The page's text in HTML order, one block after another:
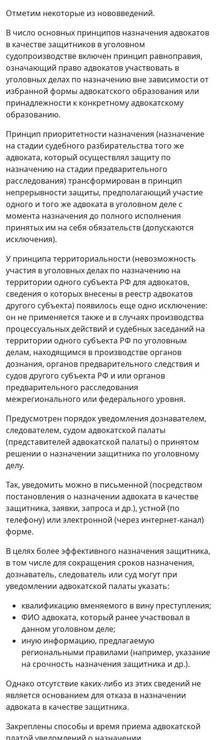
Отметим некоторые из нововведений.
В число основных принципов назначения адвокатов
в качестве защитников в уголовном
судопроизводстве включен принцип равноправия,
означающий право адвокатов участвовать в
уголовных делах по назначению вне зависимости от
избранной формы адвокатского образования или
принадлежности к конкретному адвокатскому
образованию.
Принцип приоритетности назначения (назначение
на стадии судебного разбирательства того же
адвоката, который осуществлял защиту по
назначению на стадии предварительного
расследования) трансформирован в принцип
непрерывности защиты, предполагающий участие
одного и того же адвоката в уголовном деле с
момента назначения до полного исполнения
принятых им на себя обязательств (допускаются
исключения).
У принципа территориальности (невозможность
участия в уголовных делах по назначению на
территории одного субъекта РФ для адвокатов,
сведения о которых внесены в реестр адвокатов
другого субъекта) появилось еще одно исключение:
он не применяется также и в случаях производства
процессуальных действий и судебных заседаний на
территории одного субъекта РФ по уголовным
делам, находящимся в производстве органов
дознания, органов предварительного следствия и
судов другого субъекта РФ и или органов
предварительного расследования
межрегионального или федерального уровня.
Предусмотрен порядок уведомления дознавателем,
следователем, судом адвокатской палаты
(представителей адвокатской палаты) о принятом
решении о назначении защитника по уголовному
делу.
Так, уведомить можно в письменной (посредством
постановления о назначении адвоката в качестве
защитника, заявки, запроса и др.), устной (по
телефону) или электронной (через интернет-канал)
форме.
В целях более эффективного назначения защитника,
в том числе для сокращения сроков назначения,
дознаватель, следователь или суд могут при
уведомлении адвокатской палаты указать:
квалификацию вменяемого в вину преступления;
ФИО адвоката, который ранее участвовал в
данном уголовном деле;
иную информацию, предлагаемую
региональными правилами (например, указание
на срочность назначения защитника и др.).
Однако отсутствие каких-либо из этих сведений не
является основанием для отказа в назначении
адвоката в качестве защитника.
Закреплены способы и время приема адвокатской